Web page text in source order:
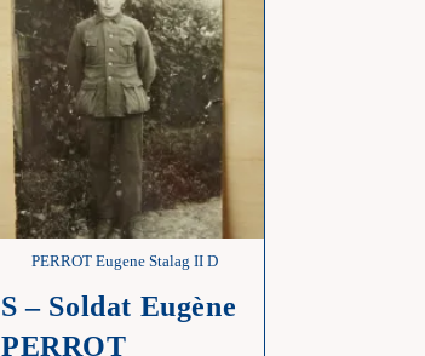
PERROT Eugene Stalag II D
S – Soldat Eugène
PERROT